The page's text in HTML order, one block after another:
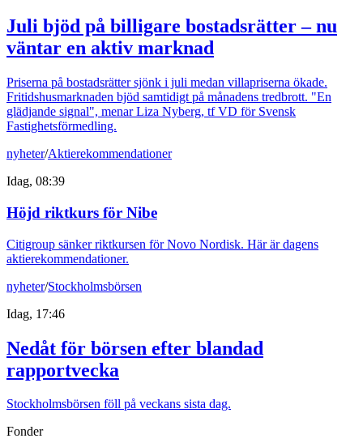
Juli bjöd på billigare bostadsrätter – nu
väntar en aktiv marknad
Priserna på bostadsrätter sjönk i juli medan villapriserna ökade.
Fritidshusmarknaden bjöd samtidigt på månadens tredbrott. "En
glädjande signal", menar Liza Nyberg, tf VD för Svensk
Fastighetsförmedling.
nyheter/Aktierekommendationer
Idag, 08:39
Höjd riktkurs för Nibe
Citigroup sänker riktkursen för Novo Nordisk. Här är dagens
aktierekommendationer.
nyheter/Stockholmsbörsen
Idag, 17:46
Nedåt för börsen efter blandad
rapportvecka
Stockholmsbörsen föll på veckans sista dag.
Fonder